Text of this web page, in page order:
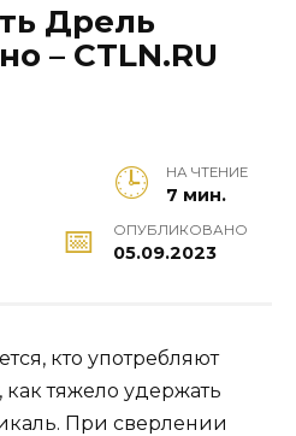
Дрель
– CTLN.RU
НА ЧТЕНИЕ
7 мин.
ОПУБЛИКОВАНО
05.09.2023
кто употребляют
как тяжело удержать
При сверлении